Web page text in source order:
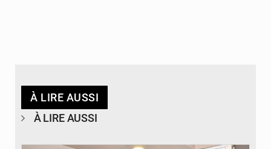
À LIRE AUSSI
À LIRE AUSSI